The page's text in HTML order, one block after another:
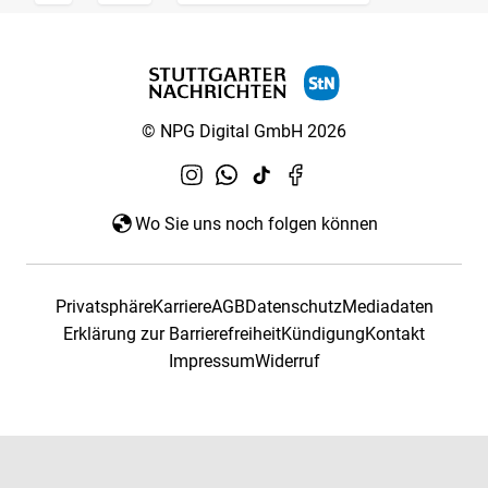
© NPG Digital GmbH 2026
Wo Sie uns noch folgen können
PrivatsphäreKarriereAGBDatenschutzMediadaten
Erklärung zur BarrierefreiheitKündigungKontakt
ImpressumWiderruf